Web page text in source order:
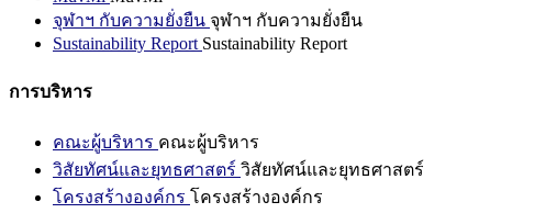
จุฬาฯ กับความยั่งยืน จุฬาฯ กับความยั่งยืน
Sustainability Report Sustainability Report
การบริหาร
คณะผู้บริหาร คณะผู้บริหาร
วิสัยทัศน์และยุทธศาสตร์ วิสัยทัศน์และยุทธศาสตร์
โครงสร้างองค์กร โครงสร้างองค์กร